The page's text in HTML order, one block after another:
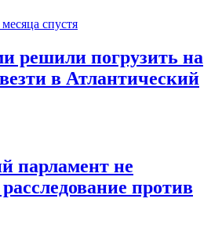
спустя
решили погрузить на
в Атлантический
парламент не
против